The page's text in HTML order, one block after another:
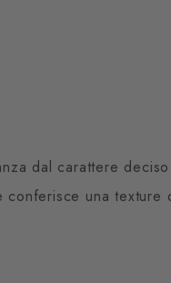
dal carattere
conferisce una texture